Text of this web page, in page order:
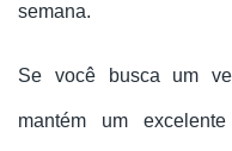
semana.
Se você busca um
mantém um